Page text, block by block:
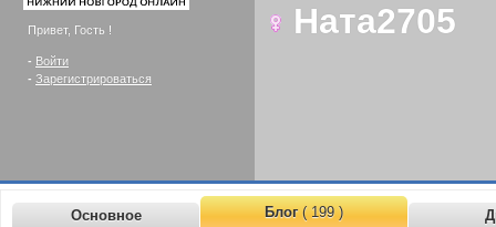
Привет, Гость !
- Войти
- Зарегистрироваться
Ната2705
Основное Блог( 199 )